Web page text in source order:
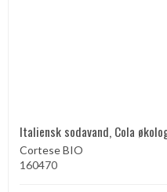
Italiensk sodavand, Cola
Cortese BIO
160470